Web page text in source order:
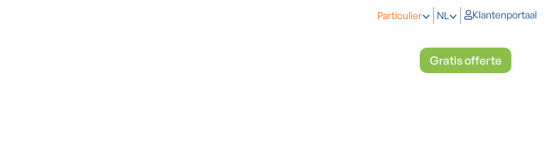
Particulier NL Klantenportaal
Gratis offerte